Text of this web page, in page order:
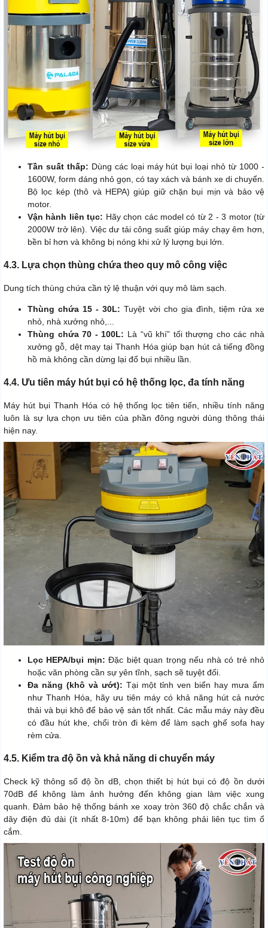
Tần suất thấp: Dùng các loại máy hút bụi loại nhỏ từ 1000 -
1600W, form dáng nhỏ gọn, có tay xách và bánh xe di chuyển.
Bộ lọc kép (thô và HEPA) giúp giữ chặn bụi mịn và bảo vệ
motor.
Vận hành liên tục: Hãy chọn các model có từ 2 - 3 motor (từ
2000W trở lên). Việc dư tải công suất giúp máy chạy êm hơn,
bền bỉ hơn và không bị nóng khi xử lý lượng bụi lớn.
4.3. Lựa chọn thùng chứa theo quy mô công việc
Dung tích thùng chứa cần tỷ lệ thuận với quy mô làm sạch.
Thùng chứa 15 - 30L: Tuyệt vời cho gia đình, tiệm rửa xe
nhỏ, nhà xưởng nhỏ,...
Thùng chứa 70 - 100L: Là “vũ khí” tối thượng cho các nhà
xưởng gỗ, dệt may tại Thanh Hóa giúp bạn hút cả tiếng đồng
hồ mà không cần dừng lại đổ bụi nhiều lần.
4.4. Ưu tiên máy hút bụi có hệ thống lọc, đa tính năng
Máy hút bụi Thanh Hóa có hệ thống lọc tiên tiến, nhiều tính năng
luôn là sự lựa chọn ưu tiên của phần đông người dùng thông thái
hiện nay.
Lọc HEPA/bụi mịn: Đặc biệt quan trọng nếu nhà có trẻ nhỏ
hoặc văn phòng cần sự yên tĩnh, sạch sẽ tuyệt đối.
Đa năng (khô và ướt): Tại một tỉnh ven biển hay mưa ẩm
như Thanh Hóa, hãy ưu tiên máy có khả năng hút cả nước
thải và bụi khô để bảo vệ sàn tốt nhất. Các mẫu máy này đều
có đầu hút khe, chổi tròn đi kèm để làm sạch ghế sofa hay
rèm cửa.
4.5. Kiểm tra độ ồn và khả năng di chuyển máy
Check kỹ thông số độ ồn dB, chọn thiết bị hút bụi có độ ồn dưới
70dB để không làm ảnh hưởng đến không gian làm việc xung
quanh. Đảm bảo hệ thống bánh xe xoay tròn 360 độ chắc chắn và
dây điện đủ dài (ít nhất 8-10m) để bạn không phải liên tục tìm ổ
cắm.